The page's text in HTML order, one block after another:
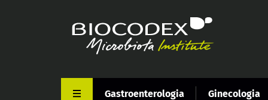
Gastroenterologia Ginecologia